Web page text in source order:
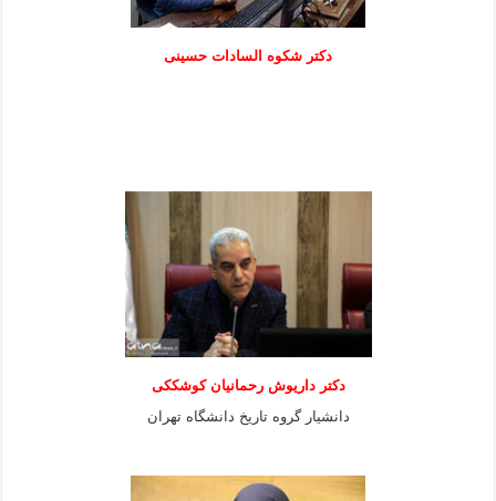
دكتر شكوه السادات حسينی
دکتر داریوش رحمانیان کوشککی
دانشیار گروه تاریخ دانشگاه تهران